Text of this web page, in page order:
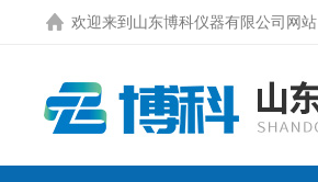
欢迎来到 山东博科仪器有限公司网站